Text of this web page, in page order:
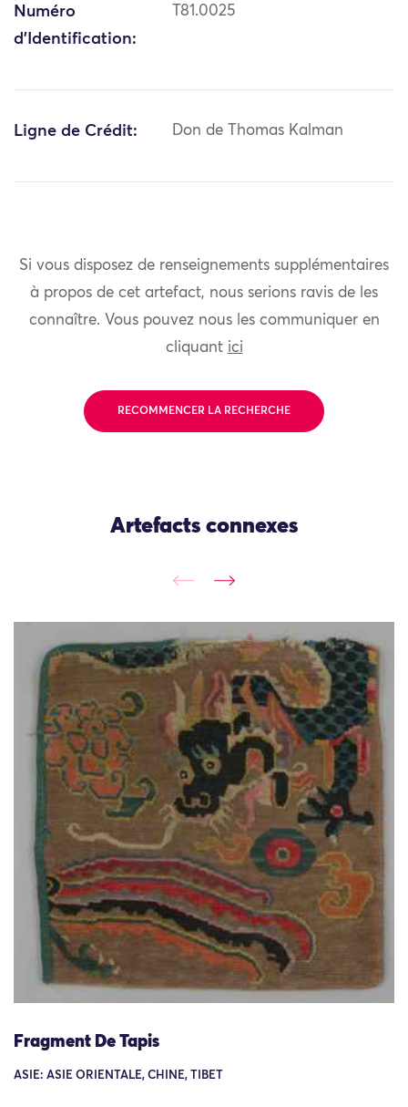
Numéro
d'Identification:
T81.0025
Ligne de Crédit: Don de Thomas Kalman
Si vous disposez de renseignements supplémentaires
à propos de cet artefact, nous serions ravis de les
connaître. Vous pouvez nous les communiquer en
cliquant ici
RECOMMENCER LA RECHERCHE
Artefacts connexes
Fragment De Tapis
ASIE: ASIE ORIENTALE, CHINE, TIBET